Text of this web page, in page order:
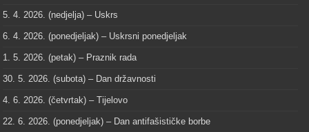
5. 4. 2026. (nedjelja) – Uskrs
6. 4. 2026. (ponedjeljak) – Uskrsni ponedjeljak
1. 5. 2026. (petak) – Praznik rada
30. 5. 2026. (subota) – Dan državnosti
4. 6. 2026. (četvrtak) – Tijelovo
22. 6. 2026. (ponedjeljak) – Dan antifašističke borbe